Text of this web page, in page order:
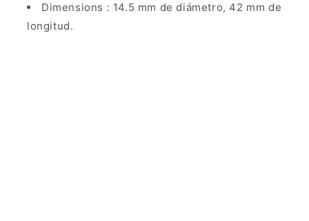
Dimensions : 14.5 mm de diámetro, 42 mm de
longitud.